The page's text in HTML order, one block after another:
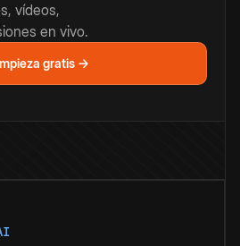
vídeos,
en vivo.
gratis →